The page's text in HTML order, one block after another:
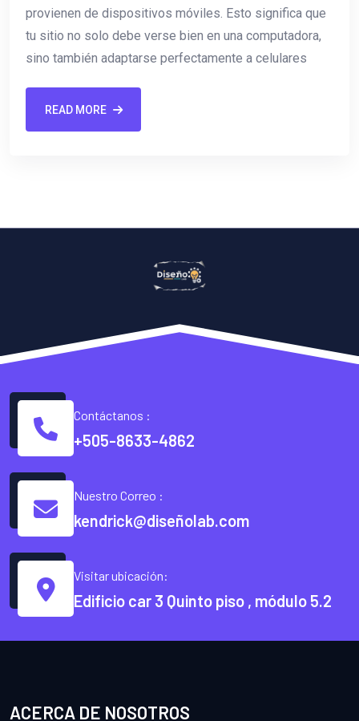
provienen de dispositivos móviles. Esto significa que
tu sitio no solo debe verse bien en una computadora,
sino también adaptarse perfectamente a celulares
READ MORE
Contáctanos :
+505-8633-4862
Nuestro Correo :
kendrick@diseñolab.com
Visitar ubicación:
Edificio car 3 Quinto piso , módulo 5.2
ACERCA DE NOSOTROS